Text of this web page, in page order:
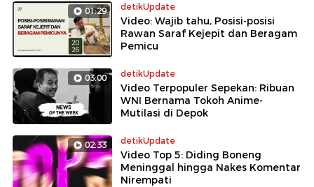
01:29 detikUpdate
Video: Wajib tahu, Posisi-posisi
Rawan Saraf Kejepit dan Beragam
Pemicu
03:00 detikUpdate
Video Terpopuler Sepekan: Ribuan
WNI Bernama Tokoh Anime-
Mutilasi di Depok
02:33 detikUpdate
Video Top 5: Diding Boneng
Meninggal hingga Nakes Komentar
Nirempati